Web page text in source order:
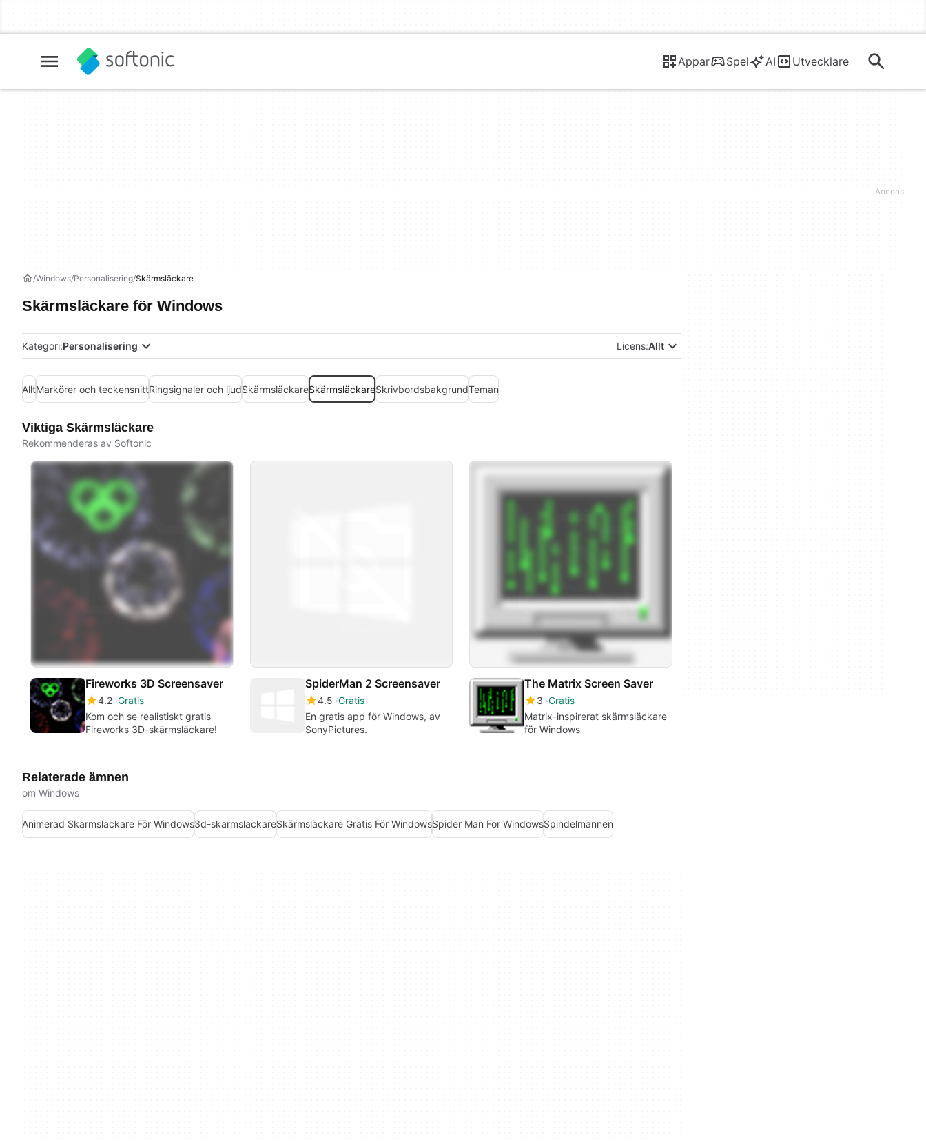
Appar Spel AI Utvecklare
Windows Personalisering Skärmsläckare
Skärmsläckare för Windows
Kategori:Personalisering Licens:Allt
AlltMarkörer och teckensnittRingsignaler och ljudSkärmsläckareSkärmsläckareSkrivbordsbakgrundTeman
Viktiga Skärmsläckare
Rekommenderas av Softonic
Fireworks 3D Screensaver
4.2 Gratis
Kom och se realistiskt gratis
Fireworks 3D-skärmsläckare!
SpiderMan 2 Screensaver
4.5 Gratis
En gratis app för Windows, av
SonyPictures.
The Matrix Screen Saver
3 Gratis
Matrix-inspirerat skärmsläckare
för Windows
Relaterade ämnen
om Windows
Animerad Skärmsläckare För Windows3d-skärmsläckareSkärmsläckare Gratis För WindowsSpider Man För WindowsSpindelmannen